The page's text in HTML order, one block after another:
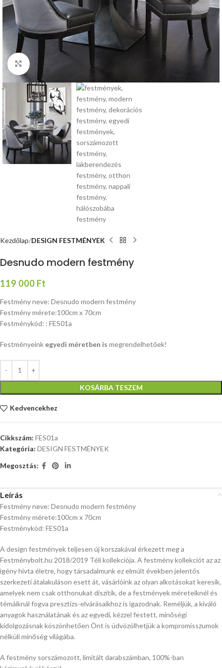
Nagyításhoz kattints ide
Kezdőlap DESIGN FESTMÉNYEK
Desnudo modern festmény
119 000 Ft
Festmény neve: Desnudo modern festmény
Festmény mérete:100cm x 70cm
Festménykód: : FES01a
Festményeink egyedi méretben is megrendelhetőek!
KOSÁRBA TESZEM
Kedvencekhez
Cikkszám: FES01a
Kategória: DESIGN FESTMÉNYEK
Megosztás:
Leírás
Festmény neve: Desnudo modern festmény
Festmény mérete:100cm x 70cm
Festménykód: FES01a
A design festmények teljesen új korszakával érkezett meg a
Festménybolt.hu 2018/2019 Téli kollekciója. A festmény kollekciót az az
igény hívta életre, hogy társadalmunk ez elmúlt években jelentős
szerkezeti átalakuláson esett át, vásárlóink az olyan alkotásokat keresik,
amelyek nem csak otthonukat díszítik, de a festmények méreteiknél és
témáiknál fogva presztízs-elvárásaikhoz is igazodnak. Reméljük, a kiváló
anyagok használatának és az egyedi, kézzel festett, minőségi
kidolgozásnak köszönhetően Önt is üdvözölhetjük a kompromisszumok
nélküli minőség világába.
A festmény sorszámozott, limitált darabszámban, 100%-ban